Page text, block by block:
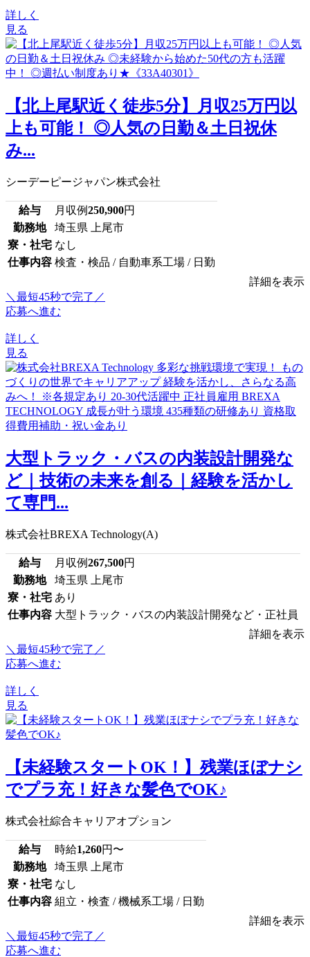
詳しく
見る
【北上尾駅近く徒歩5分】月収25万円以
上も可能！ ◎人気の日勤＆土日祝休
み...
シーデーピージャパン株式会社
給与 月収例250,900円
勤務地
埼玉県 上尾市
寮・社宅 なし
仕事内容 検査・検品 / 自動車系工場 / 日勤
詳細を表示
＼最短45秒で完了／
応募へ進む
詳しく
見る
大型トラック・バスの内装設計開発な
ど｜技術の未来を創る｜経験を活かし
て専門...
株式会社BREXA Technology(A)
給与 月収例267,500円
勤務地
埼玉県 上尾市
寮・社宅 あり
仕事内容 大型トラック・バスの内装設計開発など・正社員
詳細を表示
＼最短45秒で完了／
応募へ進む
詳しく
見る
【未経験スタートOK！】残業ほぼナシ
でプラ充！好きな髪色でOK♪
株式会社綜合キャリアオプション
給与 時給1,260円〜
勤務地
埼玉県 上尾市
寮・社宅 なし
仕事内容 組立・検査 / 機械系工場 / 日勤
詳細を表示
＼最短45秒で完了／
応募へ進む